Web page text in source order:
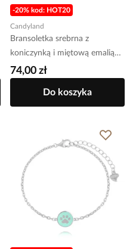
-20% kod: HOT20
Candyland
Bransoletka srebrna z
koniczynką i miętową emalią
BCA0021
74,00 zł
Do koszyka